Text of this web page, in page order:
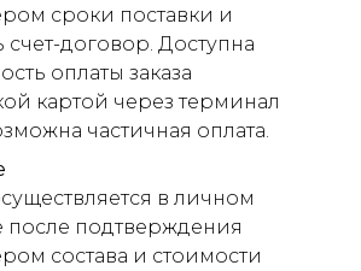
сроки поставки и
счет-договор. Доступна
оплаты заказа
картой через терминал
частичная оплата.
в личном
после подтверждения
состава и стоимости